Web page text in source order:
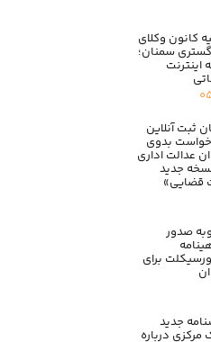
کانون وکلای
سمنان؛
اینترنت
ثبت آنلاین
بدوی
عدالت اداری
جدید
قضایی»
صدور
برای
جدید
مرکزی درباره